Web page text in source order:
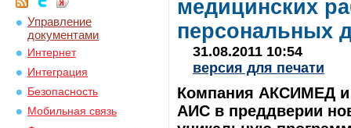
Управление
документами
Интернет
Интеграция
Безопасность
Мобильная связь
медицинских
персональных
31.08.2011 10:54
версия для печати
Компания АКСИМЕД
АИС в преддверии